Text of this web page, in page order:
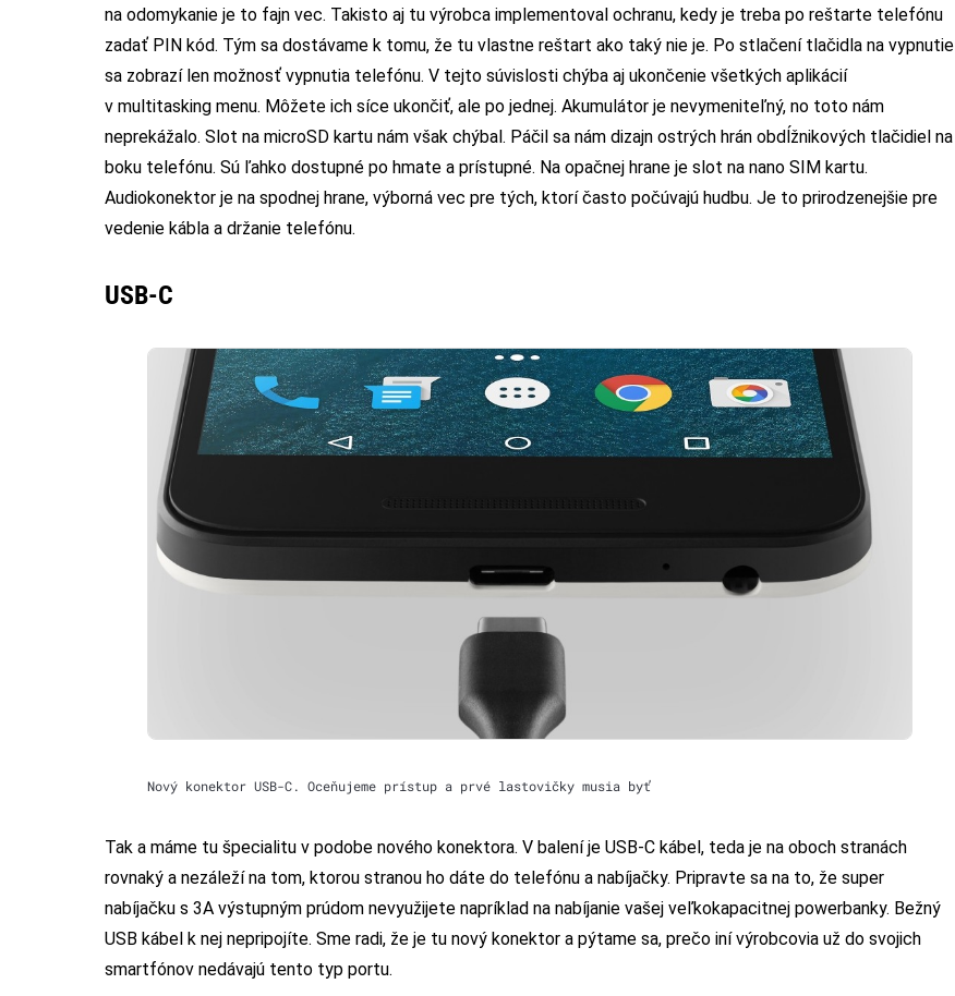
na odomykanie je to fajn vec. Takisto aj tu výrobca implementoval ochranu, kedy je treba po reštarte telefónu
zadať PIN kód. Tým sa dostávame k tomu, že tu vlastne reštart ako taký nie je. Po stlačení tlačidla na vypnutie
sa zobrazí len možnosť vypnutia telefónu. V tejto súvislosti chýba aj ukončenie všetkých aplikácií
v multitasking menu. Môžete ich síce ukončiť, ale po jednej. Akumulátor je nevymeniteľný, no toto nám
neprekážalo. Slot na microSD kartu nám však chýbal. Páčil sa nám dizajn ostrých hrán obdĺžnikových tlačidiel na
boku telefónu. Sú ľahko dostupné po hmate a prístupné. Na opačnej hrane je slot na nano SIM kartu.
Audiokonektor je na spodnej hrane, výborná vec pre tých, ktorí často počúvajú hudbu. Je to prirodzenejšie pre
vedenie kábla a držanie telefónu.
USB-C
Nový konektor USB-C. Oceňujeme prístup a prvé lastovičky musia byť
Tak a máme tu špecialitu v podobe nového konektora. V balení je USB-C kábel, teda je na oboch stranách
rovnaký a nezáleží na tom, ktorou stranou ho dáte do telefónu a nabíjačky. Pripravte sa na to, že super
nabíjačku s 3A výstupným prúdom nevyužijete napríklad na nabíjanie vašej veľkokapacitnej powerbanky. Bežný
USB kábel k nej nepripojíte. Sme radi, že je tu nový konektor a pýtame sa, prečo iní výrobcovia už do svojich
smartfónov nedávajú tento typ portu.